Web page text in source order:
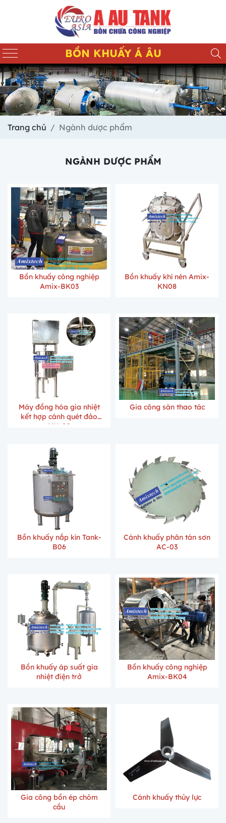
BỒN KHUẤY Á ÂU
Trang chủ Ngành dược phẩm
NGÀNH DƯỢC PHẨM
Bồn khuấy công nghiệp
Amix-BK03
Bồn khuấy khí nén Amix-
KN08
Máy đồng hóa gia nhiệt
kết hợp cánh quét đảo
NH-09
Gia công sàn thao tác
Bồn khuấy nắp kín Tank-
B06
Cánh khuấy phân tán sơn
AC-03
Bồn khuấy áp suất gia
nhiệt điện trở
Bồn khuấy công nghiệp
Amix-BK04
Gia công bồn ép chỏm
cầu
Cánh khuấy thủy lực